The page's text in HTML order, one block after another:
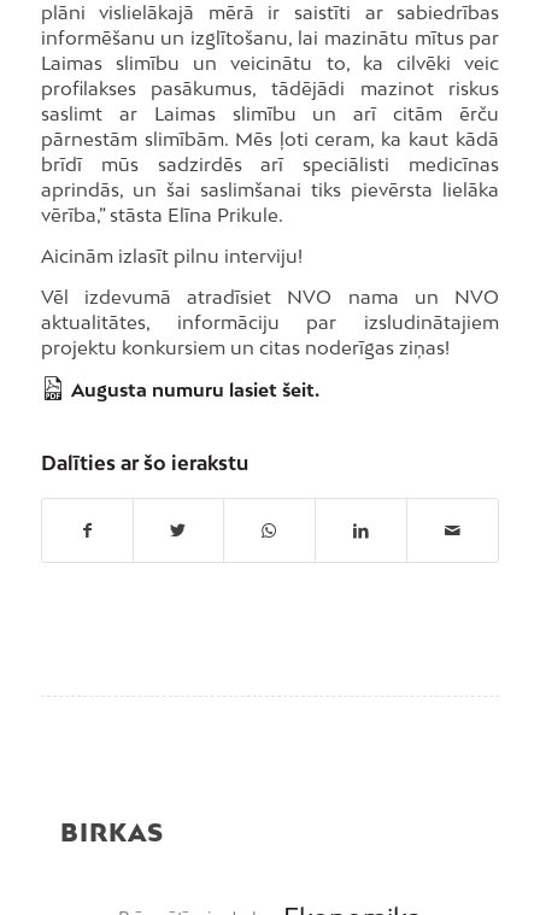
plāni vislielākajā mērā ir saistīti ar sabiedrības
informēšanu un izglītošanu, lai mazinātu mītus par
Laimas slimību un veicinātu to, ka cilvēki veic
profilakses pasākumus, tādējādi mazinot riskus
saslimt ar Laimas slimību un arī citām ērču
pārnestām slimībām. Mēs ļoti ceram, ka kaut kādā
brīdī mūs sadzirdēs arī speciālisti medicīnas
aprindās, un šai saslimšanai tiks pievērsta lielāka
vērība,” stāsta Elīna Prikule.
Aicinām izlasīt pilnu interviju!
Vēl izdevumā atradīsiet NVO nama un NVO
aktualitātes, informāciju par izsludinātajiem
projektu konkursiem un citas noderīgas ziņas!
Augusta numuru lasiet šeit.
Dalīties ar šo ierakstu
BIRKAS